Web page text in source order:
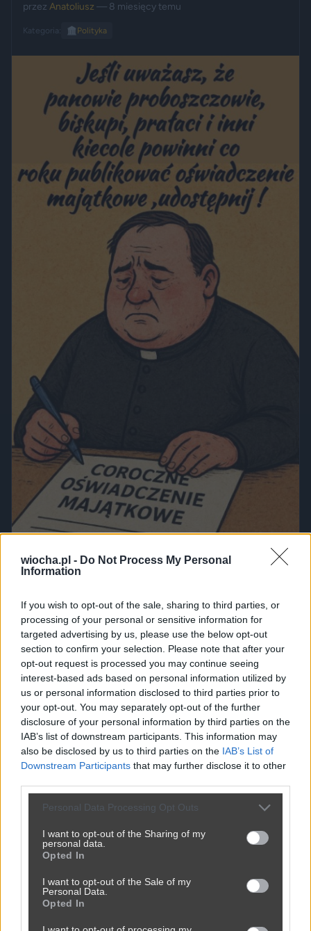
wiocha.pl - Do Not Process My Personal
Information
If you wish to opt-out of the sale, sharing to third parties, or
processing of your personal or sensitive information for
targeted advertising by us, please use the below opt-out
section to confirm your selection. Please note that after your
opt-out request is processed you may continue seeing
interest-based ads based on personal information utilized by
us or personal information disclosed to third parties prior to
your opt-out. You may separately opt-out of the further
disclosure of your personal information by third parties on the
IAB’s list of downstream participants. This information may
also be disclosed by us to third parties on the IAB’s List of
Downstream Participants that may further disclose it to other
Personal Data Processing Opt Outs
I want to opt-out of the Sharing of my
personal data.
Opted In
I want to opt-out of the Sale of my
Personal Data.
Opted In
przez Anatoliusz — 8 miesięcy temu
Kategoria: 🏛️ Polityka
0 8 Udostępnij
Bardzo dobra wiadomość
przez Baciar71 — 8 miesięcy temu
Kategoria: 📦 Inne